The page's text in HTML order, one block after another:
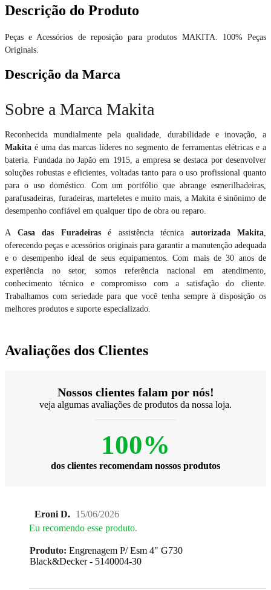
Descrição do Produto
Peças e Acessórios de reposição para produtos MAKITA. 100% Peças
Originais.
Descrição da Marca
Sobre a Marca Makita
Reconhecida mundialmente pela qualidade, durabilidade e inovação, a
Makita é uma das marcas líderes no segmento de ferramentas elétricas e a
bateria. Fundada no Japão em 1915, a empresa se destaca por desenvolver
soluções robustas e eficientes, voltadas tanto para o uso profissional quanto
para o uso doméstico. Com um portfólio que abrange esmerilhadeiras,
parafusadeiras, furadeiras, marteletes e muito mais, a Makita é sinônimo de
desempenho confiável em qualquer tipo de obra ou reparo.
A Casa das Furadeirasé assistência técnica autorizada Makita
oferecendo peças e acessórios originais para garantir a manutenção adequada
e o desempenho ideal de seus equipamentos. Com mais de 30 anos de
experiência no setor, somos referência nacional em atendimento,
conhecimento técnico e compromisso com a satisfação do cliente.
Trabalhamos com seriedade para que você tenha sempre à disposição os
melhores produtos e suporte especializado.
Avaliações dos Clientes
Nossos clientes falam por nós!
veja algumas avaliações de produtos da nossa loja.
100%
dos clientes recomendam nossos produtos
Eroni D. 15/06/2026
Eu recomendo esse produto.
Produto: Engrenagem P/ Esm 4" G730
Black&Decker - 5140004-30